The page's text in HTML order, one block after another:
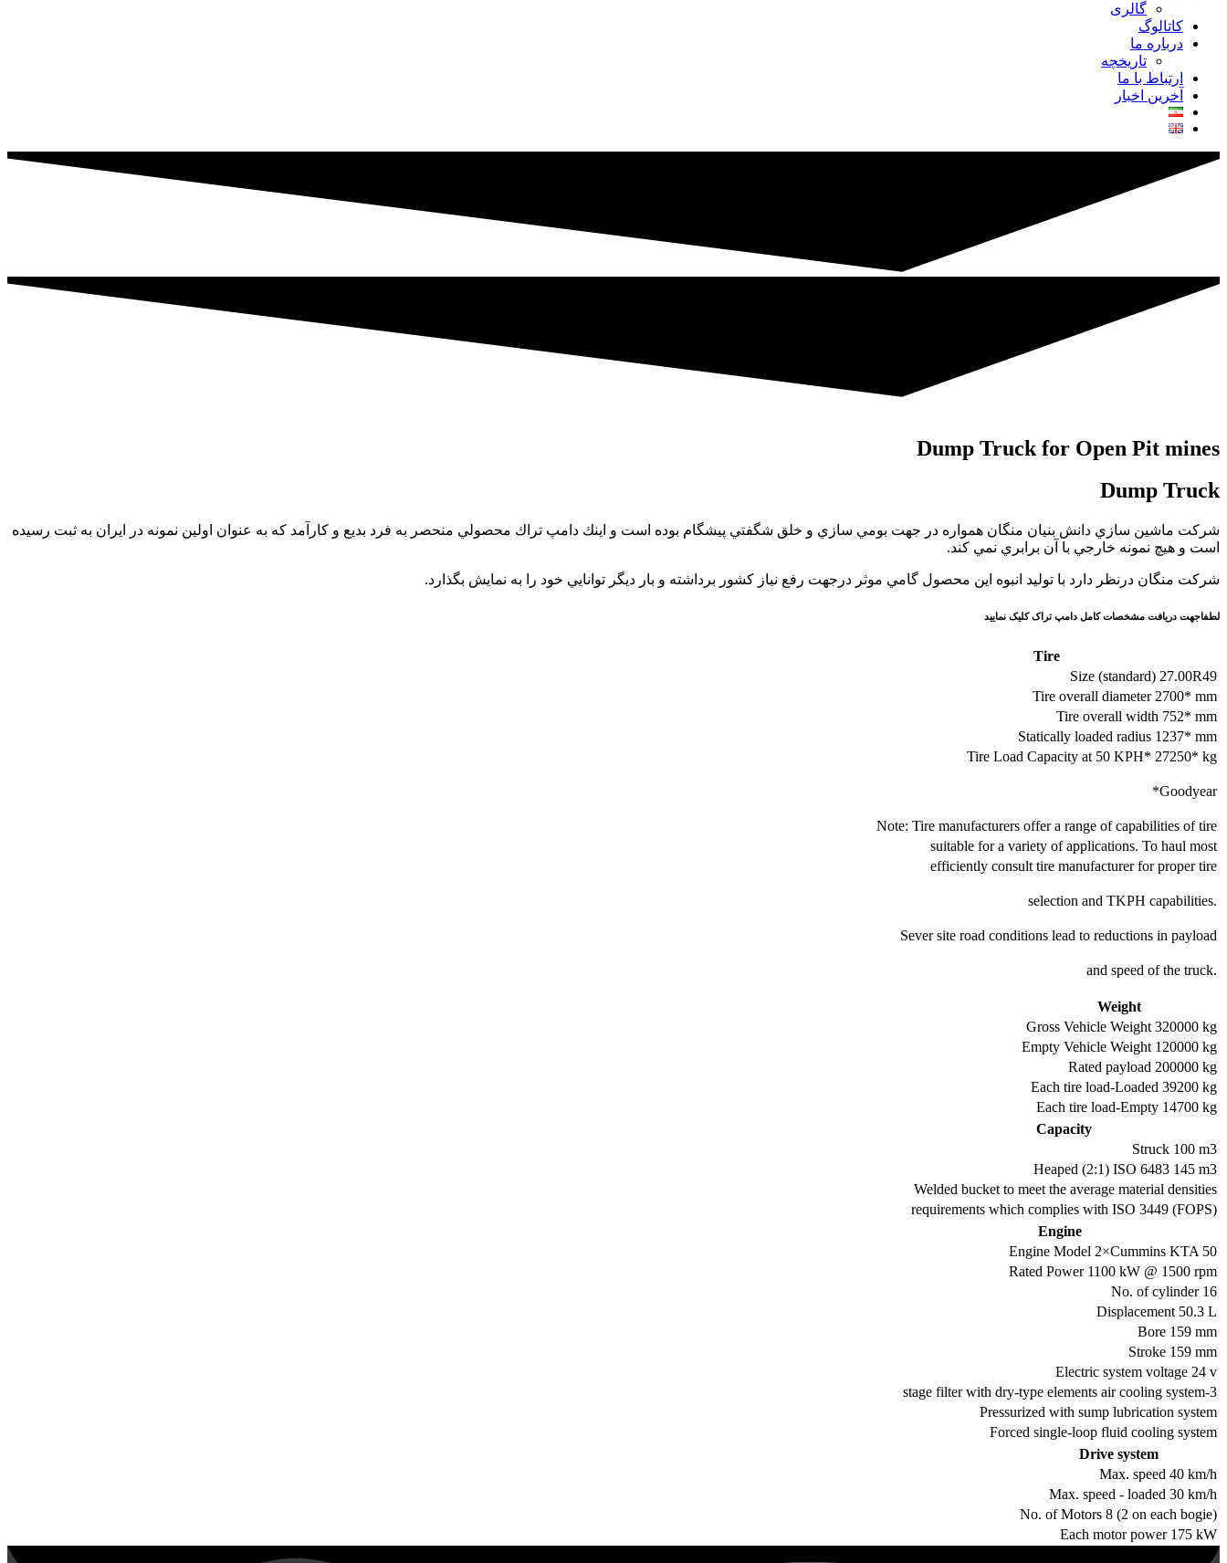
گالری
کاتالوگ
درباره ما
تاريخچه
ارتباط با ما
آخرین اخبار
Dump Truck for Open Pit mines
Dump Truck
شركت ماشين سازي دانش بنيان منگان همواره در جهت بومي سازي و خلق شگفتي پيشگام بوده است و اينك دامپ تراك محصولي منحصر به فرد بديع و كارآمد كه به عنوان اولين نمونه در ايران به ثبت رسيده
است و هيچ نمونه خارجي با آن برابري نمي كند.
شركت منگان درنظر دارد با توليد انبوه اين محصول گامي موثر درجهت رفع نياز كشور برداشته و بار ديگر توانايي خود را به نمايش بگذارد.
لطفاجهت دریافت مشخصات کامل دامپ تراک کلیک نمایید
Tire
Size (standard) 27.00R49
Tire overall diameter 2700* mm
Tire overall width 752* mm
Statically loaded radius 1237* mm
Tire Load Capacity at 50 KPH* 27250* kg
Goodyear*
Note: Tire manufacturers offer a range of capabilities of tire
suitable for a variety of applications. To haul most
efficiently consult tire manufacturer for proper tire
.selection and TKPH capabilities
Sever site road conditions lead to reductions in payload
.and speed of the truck
Weight
Gross Vehicle Weight 320000 kg
Empty Vehicle Weight 120000 kg
Rated payload 200000 kg
Each tire load-Loaded 39200 kg
Each tire load-Empty 14700 kg
Capacity
Struck 100 m3
Heaped (2:1) ISO 6483 145 m3
Welded bucket to meet the average material densities
requirements which complies with ISO 3449 (FOPS)
Engine
Engine Model 2×Cummins KTA 50
Rated Power 1100 kW @ 1500 rpm
No. of cylinder 16
Displacement 50.3 L
Bore 159 mm
Stroke 159 mm
Electric system voltage 24 v
3-stage filter with dry-type elements air cooling system
Pressurized with sump lubrication system
Forced single-loop fluid cooling system
Drive system
Max. speed 40 km/h
Max. speed - loaded 30 km/h
No. of Motors 8 (2 on each bogie)
Each motor power 175 kW